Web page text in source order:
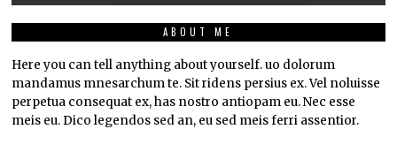
ABOUT ME
Here you can tell anything about yourself. uo dolorum
mandamus mnesarchum te. Sit ridens persius ex. Vel noluisse
perpetua consequat ex, has nostro antiopam eu. Nec esse
meis eu. Dico legendos sed an, eu sed meis ferri assentior.